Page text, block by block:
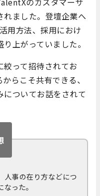
れました。登壇企業へ
用方法、採用におけ
上がっていました。
って招待されてお
らこそ共有できる、
についてお話をされて
人事の在り方などにつ
った。